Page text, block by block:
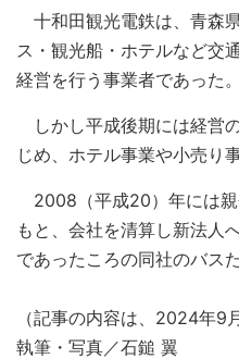
十和田観光電鉄は、青森
ス・観光船・ホテルなど交
経営を行う事業者であった。
しかし平成後期には経営
じめ、ホテル事業や小売り
2008（平成20）年には親
もと、会社を清算し新法人
であったころの同社のバス
（記事の内容は、2024年9
執筆・写真／石鎚 翼